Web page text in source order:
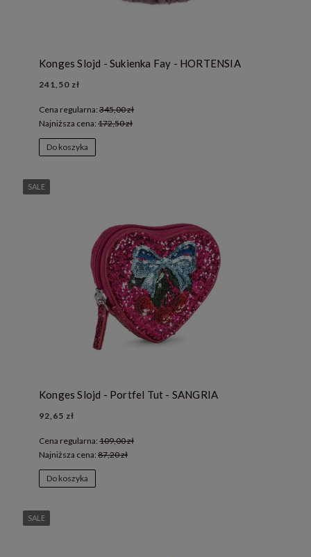
Konges Slojd - Sukienka Fay - HORTENSIA
241,50 zł
Cena regularna: 345,00 zł
Najniższa cena: 172,50 zł
Do koszyka
Konges Slojd - Portfel Tut - SANGRIA
92,65 zł
Cena regularna: 109,00 zł
Najniższa cena: 87,20 zł
Do koszyka
SALE
SALE